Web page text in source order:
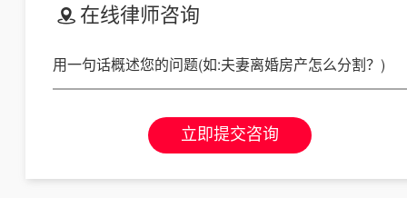
在线律师咨询
立即提交咨询